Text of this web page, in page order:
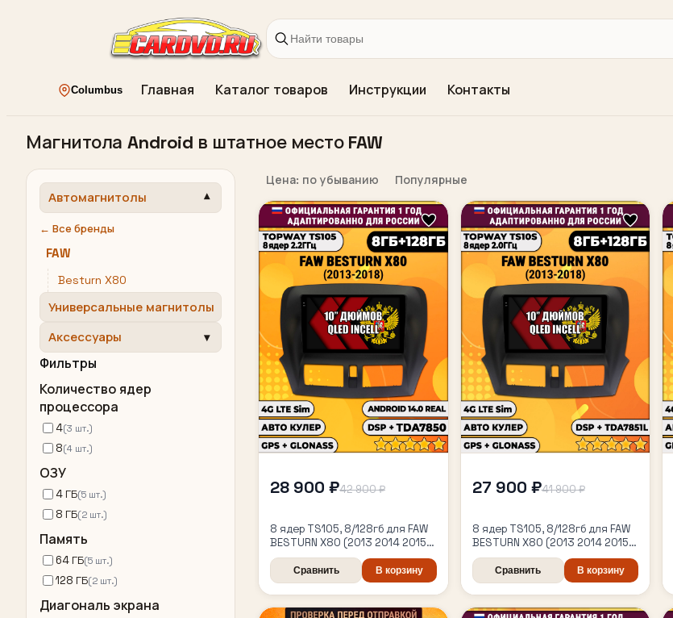
Columbus Главная Каталог товаров Инструкции Контакты
Магнитола Android в штатное место FAW
Автомагнитолы
← Все бренды
FAW
Besturn X80
Универсальные магнитолы
Аксессуары
Фильтры
Количество ядер
процессора
4(3 шт.)
8(4 шт.)
ОЗУ
4 ГБ(5 шт.)
8 ГБ(2 шт.)
Память
64 ГБ(5 шт.)
128 ГБ(2 шт.)
Диагональ экрана
Цена: по убыванию Популярные
28 900 ₽42 900 ₽
8 ядер TS105, 8/128гб для FAW
BESTURN X80 (2013 2014 2015
2016 2017 2018), Android
автомагнитола
Сравнить В корзину
27 900 ₽41 900 ₽
8 ядер TS105, 8/128гб для FAW
BESTURN X80 (2013 2014 2015
2016 2017 2018), Android
автомагнитола
Сравнить В корзину